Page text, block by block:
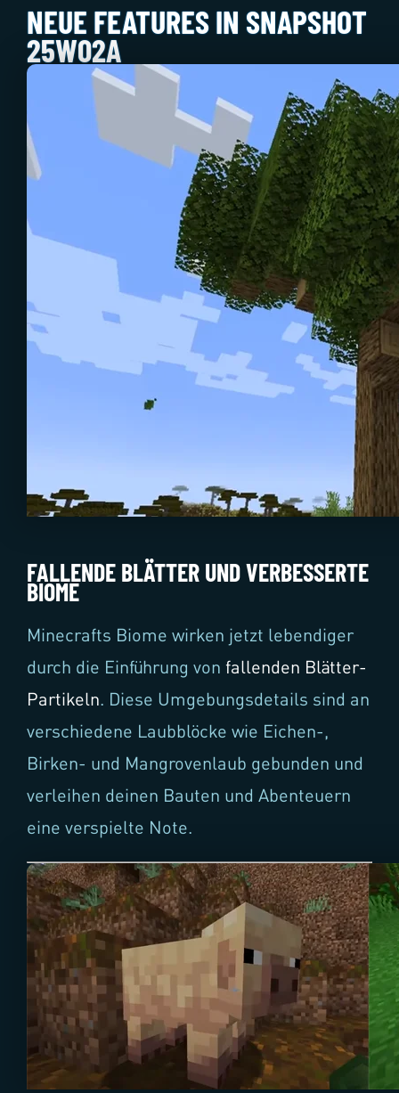
NEUE FEATURES IN SNAPSHOT
25W02A
FALLENDE BLÄTTER UND VERBESSERTE
BIOME
Minecrafts Biome wirken jetzt lebendiger
durch die Einführung von fallenden Blätter-
Partikeln. Diese Umgebungsdetails sind an
verschiedene Laubblöcke wie Eichen-,
Birken- und Mangrovenlaub gebunden und
verleihen deinen Bauten und Abenteuern
eine verspielte Note.